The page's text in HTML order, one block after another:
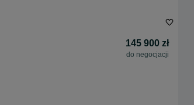
145 900 zł
do negocjacji